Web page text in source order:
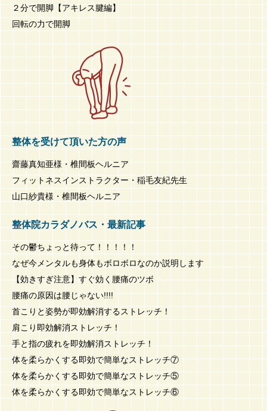
２分で開脚【アキレス腱編】
回転の力で開脚
整体を受けて頂いた方の声
齋藤真知亜様・椎間板ヘルニア
フィットネスインストラクター・稲毛友紀先生
山口紗貴様・椎間板ヘルニア
整体院カラダノバス・最新記事
その鬱ちょっと待って！！！！！
なぜ今メンタルも身体もボロボロなのか説明します
【効きすぎ注意】すぐ効く腰痛のツボ
腰痛の原因は腰じゃない!!!!
首こりと姿勢が即効解消するストレッチ！
肩こり即効解消ストレッチ！
手と指の疲れを即効解消ストレッチ！
体を柔らかくする即効で簡単なストレッチ⑦
体を柔らかくする即効で簡単なストレッチ⑤
体を柔らかくする即効で簡単なストレッチ⑥